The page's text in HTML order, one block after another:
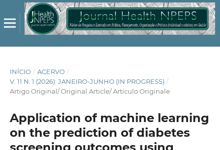
INÍCIO / ACERVO /
V. 11 N. 1 (2026): JANEIRO-JUNHO (IN PROGRESS) /
Artigo Original/ Original Article/ Artículo Originale
Application of machine learning
on the prediction of diabetes